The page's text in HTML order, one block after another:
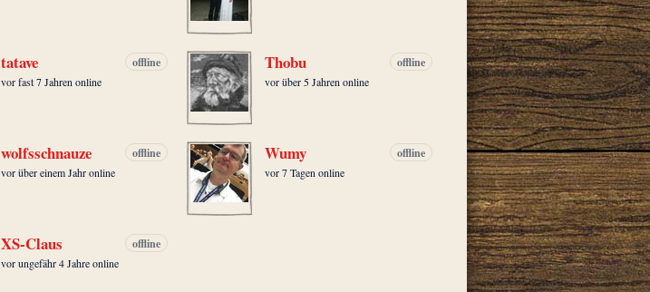
tatave offline
vor fast 7 Jahren online
Thobu offline
vor über 5 Jahren online
wolfsschnauze offline
vor über einem Jahr online
Wumy offline
vor 7 Tagen online
XS-Claus offline
vor ungefähr 4 Jahre online